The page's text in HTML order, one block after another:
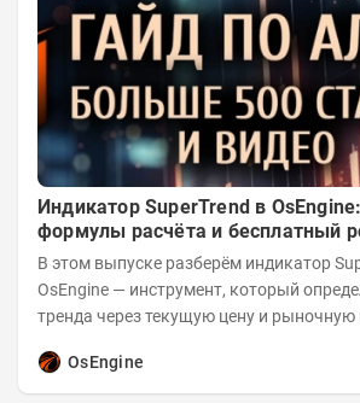
Индикатор SuperTrend в
формулы расчёта и бесплатный
В этом выпуске разберём индикатор
OsEngine — инструмент, который
тренда через текущую цену и
OsEngine